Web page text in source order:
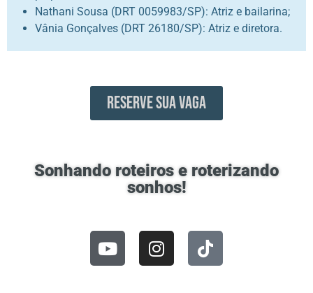
Nathani Sousa (DRT 0059983/SP): Atriz e bailarina;
Vânia Gonçalves (DRT 26180/SP): Atriz e diretora.
RESERVE SUA VAGA
Sonhando roteiros e roterizando
sonhos!